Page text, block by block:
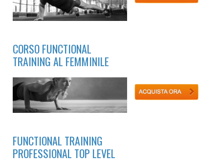
CORSO FUNCTIONAL
TRAINING AL FEMMINILE
FUNCTIONAL TRAINING
PROFESSIONAL TOP LEVEL